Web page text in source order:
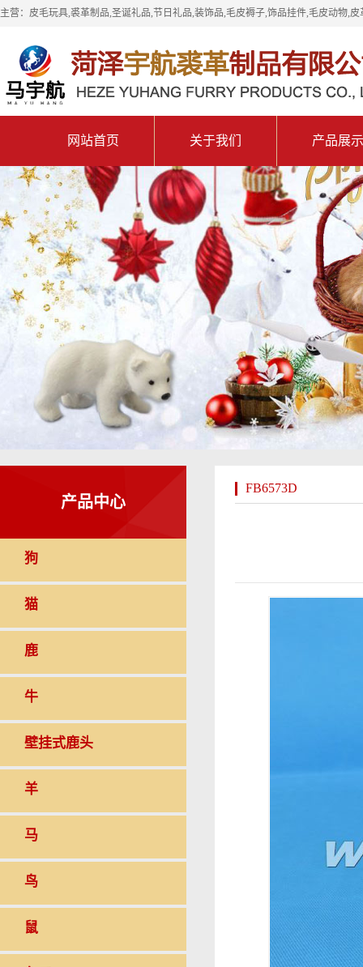
主营：皮毛玩具,裘革制品,圣诞礼品,节日礼品,装饰品,毛皮褥子,饰品挂件,毛皮动物,
网站首页 关于我们 产品展示
产品中心
狗
猫
鹿
牛
壁挂式鹿头
羊
马
鸟
鼠
FB6573D